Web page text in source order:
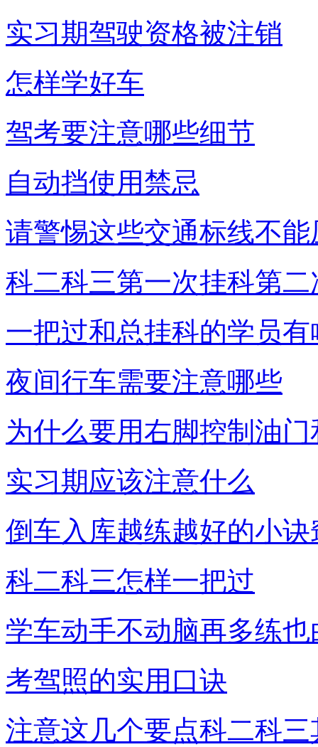
实习期驾驶资格被注销
怎样学好车
驾考要注意哪些细节
自动挡使用禁忌
请警惕这些交通标线不能
科二科三第一次挂科第
一把过和总挂科的学员有
夜间行车需要注意哪些
为什么要用右脚控制油
实习期应该注意什么
倒车入库越练越好的小诀
科二科三怎样一把过
学车动手不动脑再多练也
考驾照的实用口诀
注意这几个要点科二科